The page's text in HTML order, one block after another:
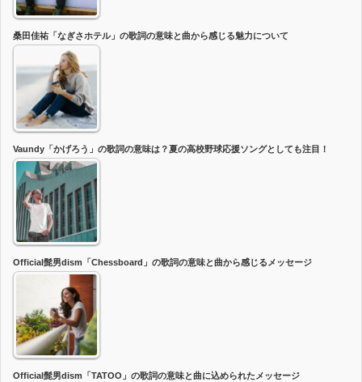
桑田佳祐「なぎさホテル」の歌詞の意味と曲から感じる魅力について
Vaundy「かげろう」の歌詞の意味は？夏の高校野球応援ソングとしても注目！
Official髭男dism「Chessboard」の歌詞の意味と曲から感じるメッセージ
Official髭男dism「TATOO」の歌詞の意味と曲に込められたメッセージ